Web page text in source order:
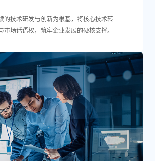
的技术研发与创新为根基，将核心技术转
市场话语权，筑牢企业发展的硬核支撑。